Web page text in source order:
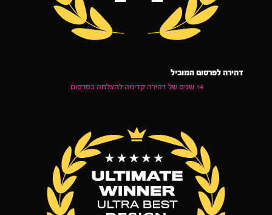
דהירה לפרסום המוביל
14 שנים של דהירה קדימה להצלחה בפרסום.